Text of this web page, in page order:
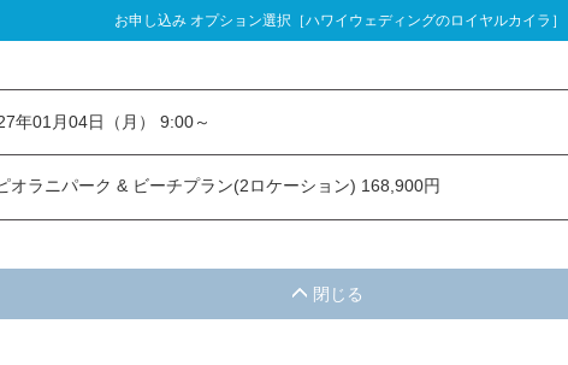
お申し込み オプション選択
お申し込み オプション選択［ハワイウェディングのロイヤルカイラ］
年01月04日（月） 9:00～
オラニパーク & ビーチプラン(2ロケーション) 168,900円